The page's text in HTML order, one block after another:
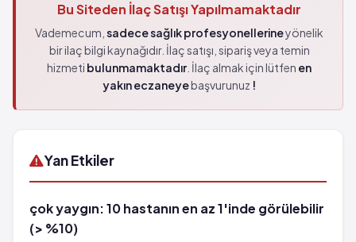
Bu Siteden İlaç Satışı Yapılmamaktadır
Vademecum, sadece sağlık profesyonellerineyönelik
bir ilaç bilgi kaynağıdır. İlaç satışı, sipariş veya temin
hizmeti bulunmamaktadır. İlaç almak için lütfen en
yakın eczaneyebaşvurunuz !
Yan Etkiler
çok yaygın: 10 hastanın en az 1'inde görülebilir
(> %10)